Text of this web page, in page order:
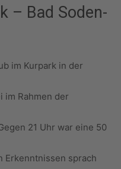
– Bad Soden-
im Kurpark in der
im Rahmen der
21 Uhr war eine 50
Erkenntnissen sprach